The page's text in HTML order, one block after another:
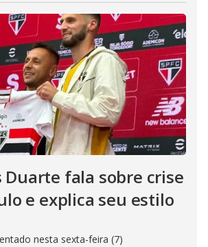
Duarte fala sobre crise
e explica seu estilo
nesta sexta-feira (7)